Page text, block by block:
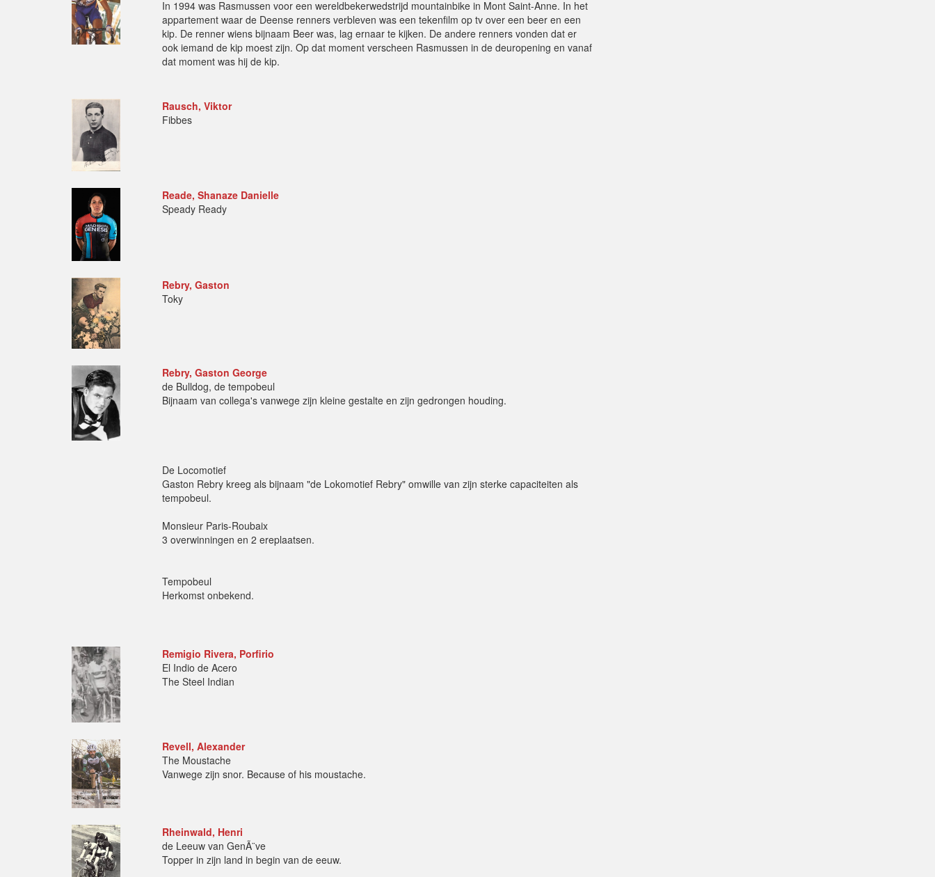
In 1994 was Rasmussen voor een wereldbekerwedstrijd mountainbike in Mont Saint-Anne. In het
appartement waar de Deense renners verbleven was een tekenfilm op tv over een beer en een
kip. De renner wiens bijnaam Beer was, lag ernaar te kijken. De andere renners vonden dat er
ook iemand de kip moest zijn. Op dat moment verscheen Rasmussen in de deuropening en vanaf
dat moment was hij de kip.
Rausch, Viktor
Fibbes
Reade, Shanaze Danielle
Speady Ready
Rebry, Gaston
Toky
Rebry, Gaston George
de Bulldog, de tempobeul
Bijnaam van collega's vanwege zijn kleine gestalte en zijn gedrongen houding.
De Locomotief
Gaston Rebry kreeg als bijnaam "de Lokomotief Rebry" omwille van zijn sterke capaciteiten als
tempobeul.
Monsieur Paris-Roubaix
3 overwinningen en 2 ereplaatsen.
Tempobeul
Herkomst onbekend.
Remigio Rivera, Porfirio
El Indio de Acero
The Steel Indian
Revell, Alexander
The Moustache
Vanwege zijn snor. Because of his moustache.
Rheinwald, Henri
de Leeuw van GenÃ¨ve
Topper in zijn land in begin van de eeuw.